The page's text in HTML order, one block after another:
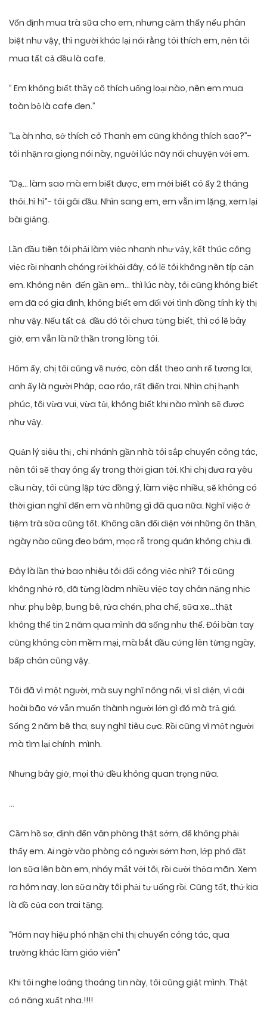
Vốn định mua trà sữa cho em, nhưng cảm thấy nếu phân
biệt như vậy, thì người khác lại nói rằng tôi thích em, nên tôi
mua tất cả đều là cafe.
” Em không biết thầy cô thích uống loại nào, nên em mua
toàn bộ là cafe đen.”
“Lạ àh nha, sở thích cô Thanh em cũng không thích sao?”-
tôi nhận ra giọng nói này, người lúc nãy nói chuyện với em.
“Dạ… làm sao mà em biết được, em mới biết cô ấy 2 tháng
thôi..hì hì”- tôi gãi đầu. Nhìn sang em, em vẫn im lặng, xem lại
bài giảng.
Lần đầu tiên tôi phải làm việc nhanh như vậy, kết thúc công
việc rồi nhanh chóng rời khỏi đây, có lẽ tôi không nên típ cận
em. Không nên đến gần em… thì lúc này, tôi cũng không biết
em đã có gia đình, không biết em đối với tình đồng tính kỳ thị
như vậy. Nếu tất cả đầu đó tôi chưa từng biết, thì có lẽ bây
giờ, em vẫn là nữ thần trong lòng tôi.
Hôm ấy, chị tôi cũng về nước, còn dắt theo anh rể tương lai,
anh ấy là người Pháp, cao ráo, rất điển trai. Nhìn chị hạnh
phúc, tôi vừa vui, vừa tủi, không biết khi nào mình sẽ được
như vậy.
Quản lý siêu thị , chi nhánh gần nhà tôi sắp chuyển công tác,
nên tôi sẽ thay ông ấy trong thời gian tới. Khi chị đưa ra yêu
cầu này, tôi cũng lập tức đồng ý, làm việc nhiều, sẽ không có
thời gian nghĩ đến em và những gì đã qua nữa. Nghĩ việc ở
tiệm trà sữa cũng tốt. Không cần đối diện với những ôn thần,
ngày nào cũng đeo bám, mọc rễ trong quán không chịu đi.
Đây là lần thứ bao nhiêu tôi đổi công việc nhỉ? Tôi cũng
không nhớ rõ, đã từng làdm nhiều việc tay chân nặng nhịc
như: phụ bêp, bưng bê, rửa chén, pha chế, sữa xe…thật
không thể tin 2 năm qua mình đã sống như thế. Đôi bàn tay
cũng không còn mềm mại, mà bắt đầu cứng lên từng ngày,
bấp chân cũng vậy.
Tôi đã vì một người, mà suy nghĩ nông nổi, vì sĩ diện, vì cái
hoài bão vớ vẫn muốn thành người lớn gì đó mà trả giá.
Sống 2 năm bê tha, suy nghĩ tiêu cực. Rồi cũng vì một người
mà tìm lại chính mình.
Nhưng bây giờ, mọi thứ đều không quan trọng nữa.
…
Cầm hồ sơ, định đến văn phòng thật sớm, để không phải
thấy em. Ai ngờ vào phòng có người sớm hơn, lớp phó đặt
lon sữa lên bàn em, nháy mắt với tôi, rồi cười thỏa mãn. Xem
ra hôm nay, lon sữa này tôi phải tự uống rồi. Cũng tốt, thứ kia
là đồ của con trai tặng.
“Hôm nay hiệu phó nhận chỉ thị chuyển công tác, qua
trường khác làm giáo viên”
Khi tôi nghe loáng thoáng tin này, tôi cũng giật mình. Thật
có năng xuất nha.!!!!